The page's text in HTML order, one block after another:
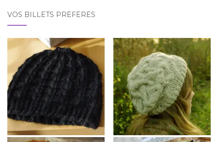
VOS BILLETS PRÉFÉRÉS